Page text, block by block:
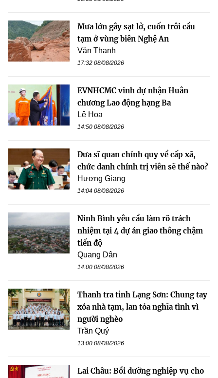
Mưa lớn gây sạt lở, cuốn trôi cầu
tạm ở vùng biên Nghệ An
Văn Thanh
17:32 08/08/2026
EVNHCMC vinh dự nhận Huân
chương Lao động hạng Ba
Lê Hoa
14:50 08/08/2026
Đưa sĩ quan chính quy về cấp xã,
chức danh chính trị viên sẽ thế nào?
Hương Giang
14:04 08/08/2026
Ninh Bình yêu cầu làm rõ trách
nhiệm tại 4 dự án giao thông chậm
tiến độ
Quang Dân
14:00 08/08/2026
Thanh tra tỉnh Lạng Sơn: Chung tay
xóa nhà tạm, lan tỏa nghĩa tình vì
người nghèo
Trần Quý
13:00 08/08/2026
Lai Châu: Bồi dưỡng nghiệp vụ cho